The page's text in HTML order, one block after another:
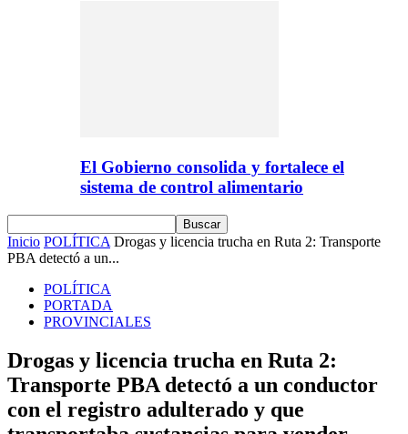
El Gobierno consolida y fortalece el
sistema de control alimentario
Inicio POLÍTICA Drogas y licencia trucha en Ruta 2: Transporte
PBA detectó a un...
POLÍTICA
PORTADA
PROVINCIALES
Drogas y licencia trucha en Ruta 2:
Transporte PBA detectó a un conductor
con el registro adulterado y que